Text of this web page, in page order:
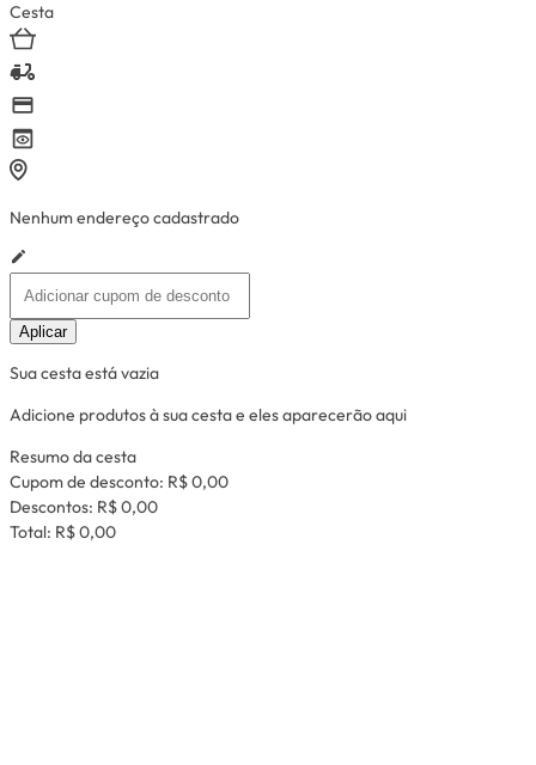
Cesta
Nenhum endereço cadastrado
Aplicar
Sua cesta está vazia
Adicione produtos à sua cesta e eles aparecerão aqui
Resumo da cesta
Cupom de desconto: R$ 0,00
Descontos: R$ 0,00
Total: R$ 0,00